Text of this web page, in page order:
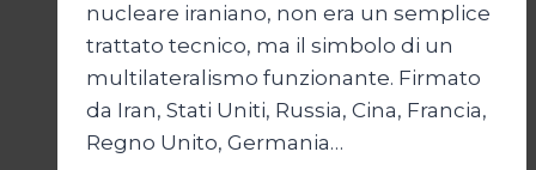
nucleare iraniano, non era un semplice
trattato tecnico, ma il simbolo di un
multilateralismo funzionante. Firmato
da Iran, Stati Uniti, Russia, Cina, Francia,
Regno Unito, Germania…